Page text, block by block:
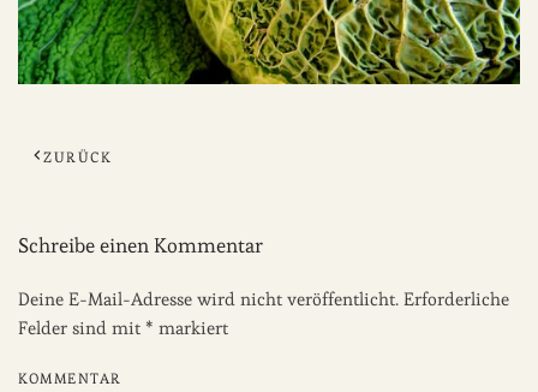
ZURÜCK
Schreibe einen Kommentar
Deine E-Mail-Adresse wird nicht veröffentlicht. Erforderliche
Felder sind mit * markiert
KOMMENTAR